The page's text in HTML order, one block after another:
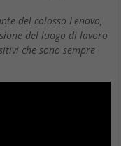
del colosso Lenovo,
del luogo di lavoro
che sono sempre